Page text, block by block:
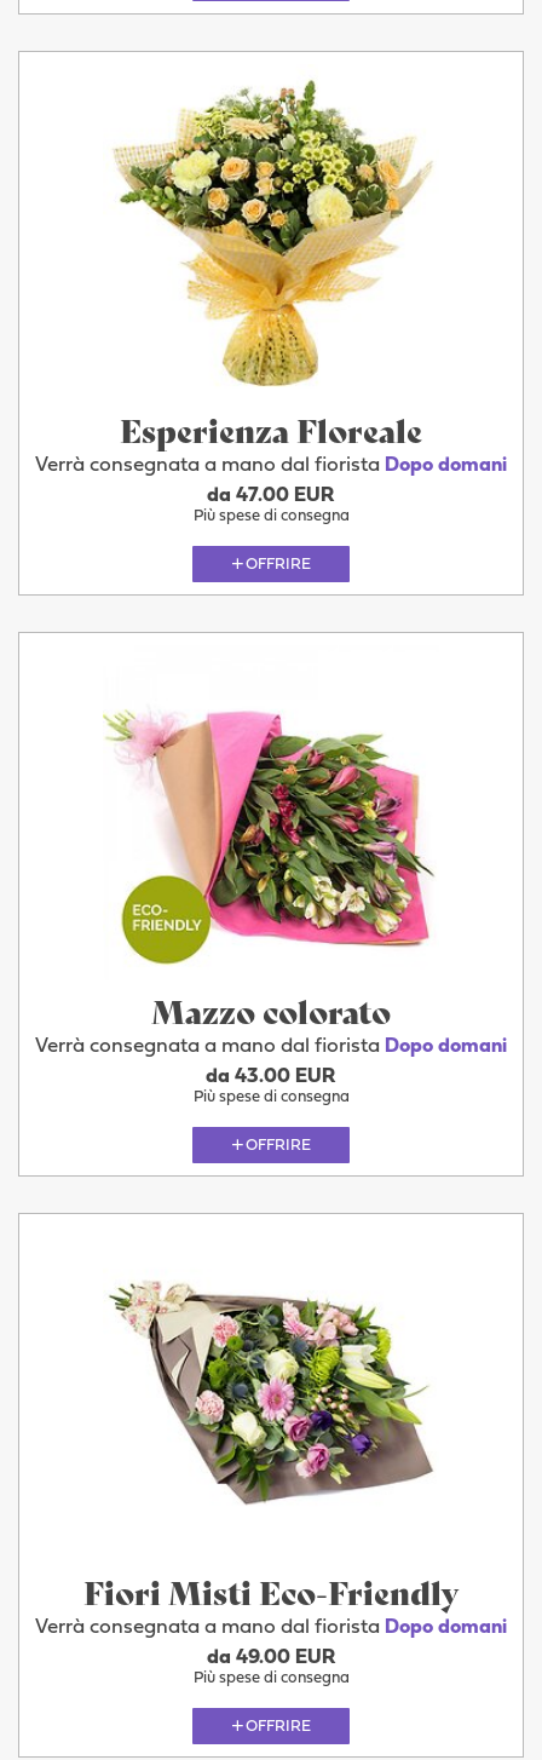
Esperienza Floreale
Verrà consegnata a mano dal fiorista Dopo domani
da 47.00 EUR
Più spese di consegna
OFFRIRE
Mazzo colorato
Verrà consegnata a mano dal fiorista Dopo domani
da 43.00 EUR
Più spese di consegna
OFFRIRE
Fiori Misti Eco-Friendly
Verrà consegnata a mano dal fiorista Dopo domani
da 49.00 EUR
Più spese di consegna
OFFRIRE